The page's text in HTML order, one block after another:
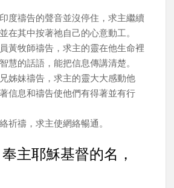
度禱告的聲音並沒停住，求主繼續
在其中按著祂自己的心意動工。
黃牧師禱告，求主的靈在他生命裡
慧的話語，能把信息傳講清楚。
姊妹禱告，求主的靈大大感動他
信息和禱告使他們有得著並有行
祈禱，求主使網絡暢通。
主耶穌基督的名，